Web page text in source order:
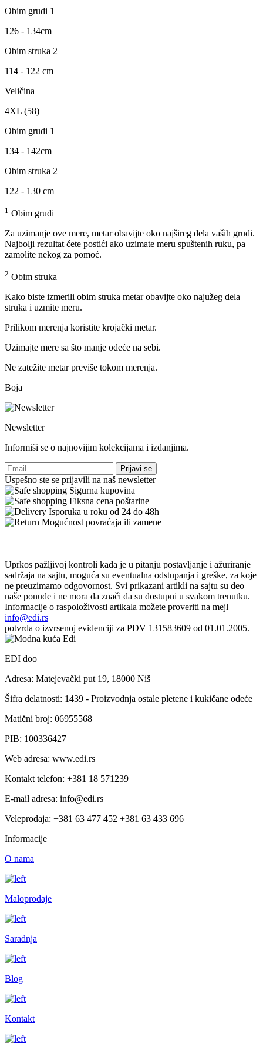
Obim grudi 1
126 - 134cm
Obim struka 2
114 - 122 cm
Veličina
4XL (58)
Obim grudi 1
134 - 142cm
Obim struka 2
122 - 130 cm
1 Obim grudi
Za uzimanje ove mere, metar obavijte oko najšireg dela vaših grudi.
Najbolji rezultat ćete postići ako uzimate meru spuštenih ruku, pa
zamolite nekog za pomoć.
2 Obim struka
Kako biste izmerili obim struka metar obavijte oko najužeg dela
struka i uzmite meru.
Prilikom merenja koristite krojački metar.
Uzimajte mere sa što manje odeće na sebi.
Ne zatežite metar previše tokom merenja.
Boja
Newsletter
Informiši se o najnovijim kolekcijama i izdanjima.
Prijavi se
Uspešno ste se prijavili na naš newsletter
Sigurna kupovina
Fiksna cena poštarine
Isporuka u roku od 24 do 48h
Mogućnost povraćaja ili zamene
Uprkos pažljivoj kontroli kada je u pitanju postavljanje i ažuriranje
sadržaja na sajtu, moguća su eventualna odstupanja i greške, za koje
ne preuzimamo odgovornost. Svi prikazani artikli na sajtu su deo
naše ponude i ne mora da znači da su dostupni u svakom trenutku.
Informacije o raspoloživosti artikala možete proveriti na mejl
info@edi.rs
potvrda o izvrsenoj evidenciji za PDV 131583609 od 01.01.2005.
EDI doo
Adresa: Matejevački put 19, 18000 Niš
Šifra delatnosti: 1439 - Proizvodnja ostale pletene i kukičane odeće
Matični broj: 06955568
PIB: 100336427
Web adresa: www.edi.rs
Kontakt telefon: +381 18 571239
E-mail adresa: info@edi.rs
Veleprodaja: +381 63 477 452 +381 63 433 696
Informacije
O nama
Maloprodaje
Saradnja
Blog
Kontakt